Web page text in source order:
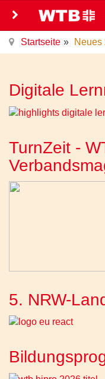
Startseite Neues
Digitale
TurnZeit -
5. NRW-